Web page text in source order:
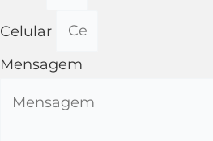
Celular
Mensagem